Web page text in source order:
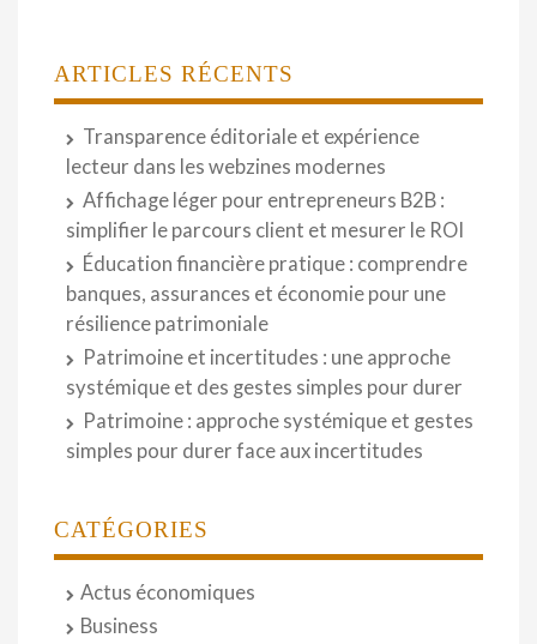
ARTICLES RÉCENTS
Transparence éditoriale et expérience
lecteur dans les webzines modernes
Affichage léger pour entrepreneurs B2B :
simplifier le parcours client et mesurer le ROI
Éducation financière pratique : comprendre
banques, assurances et économie pour une
résilience patrimoniale
Patrimoine et incertitudes : une approche
systémique et des gestes simples pour durer
Patrimoine : approche systémique et gestes
simples pour durer face aux incertitudes
CATÉGORIES
Actus économiques
Business